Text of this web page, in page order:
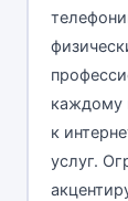
каждому
к
услуг.